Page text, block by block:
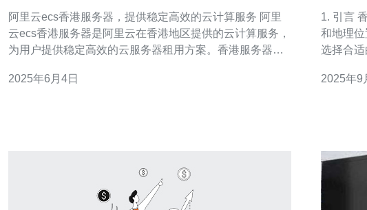
阿里云ecs香港服务器，提供稳定高效的云计算服务 阿里
云ecs香港服务器是阿里云在香港地区提供的云计算服务，
为用户提供稳定高效的云服务器租用方案。香港服务器地
高带宽的优势。 阿里云ecs香港服务器采用最先进的硬件
2025年6月4日
1. 引言 香港作为国际金融中心，拥有优越的网络基础设施
和地理位
选择合
置指南。 2. VPS与传统主机的区别 VPS（虚拟专用服务
2025年9